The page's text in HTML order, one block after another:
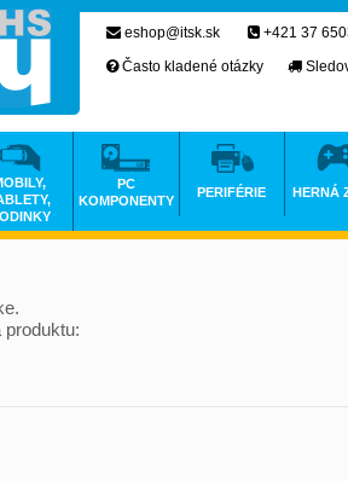
eshop@itsk.sk +421 37
Často kladené otázky
PC
KOMPONENTY
PERIFÉRIE HERNÁ